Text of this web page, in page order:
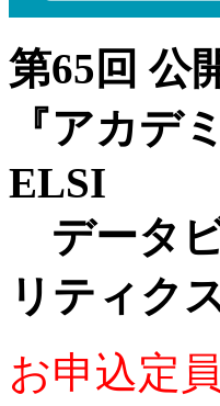
第65回 公
『アカデ
ELSI
データ
リティクス
お申込定